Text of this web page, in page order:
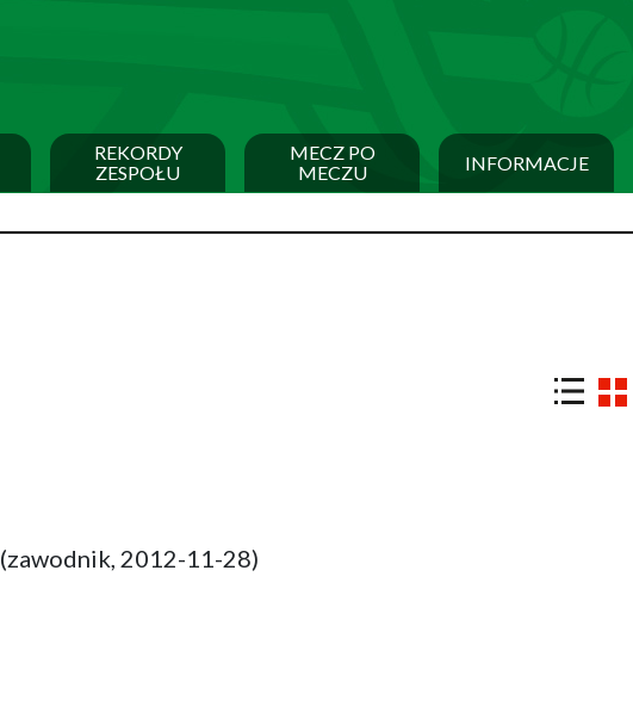
REKORDY
ZESPOŁU
MECZ PO
MECZU
INFORMACJE
(zawodnik, 2012-11-28)